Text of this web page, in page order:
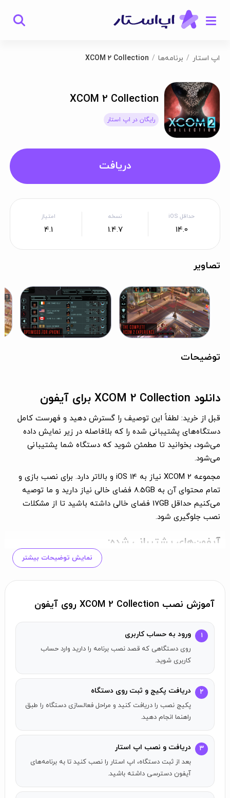
اپ استار برنامه‌ها XCOM 2 Collection
XCOM 2 Collection
رایگان در اپ استار
دریافت
حداقل iOS
14.0
نسخه
1.4.7
امتیاز
4.1
تصاویر
توضیحات
دانلود XCOM 2 Collection برای آیفون
قبل از خرید: لطفاً این توصیف را گسترش دهید و فهرست کامل
دستگاه‌های پشتیبانی شده را که بلافاصله در زیر نمایش داده
می‌شود، بخوانید تا مطمئن شوید که دستگاه شما پشتیبانی
می‌شود.
مجموعه XCOM 2 نیاز به iOS 14 و بالاتر دارد. برای نصب بازی و
تمام محتوای آن به 8.5GB فضای خالی نیاز دارید و ما توصیه
می‌کنیم حداقل 17GB فضای خالی داشته باشید تا از مشکلات
نصب جلوگیری شود.
آیفون‌های پشتیبانی شده:
iPhone XS / XS Max
iPhone 11 / 11 Pro / 11 Pro Max
iPhone SE (نسل 2، 2020)
iPhone 12 / 12 mini / 12 Pro / 12 Pro Max
آیپدهای پشتیبانی شده:
iPad mini (نسل 5، 2019)
iPad Air (نسل 3، 2019)
iPad (نسل 8، 2020)
iPad Pro (نسل 2، 2017: 10.5"، 12.9")
iPad Pro (نسل 3، 2018: 11"، 12.9")
iPad Pro (نسل 4، 2020: 11"، 12.9")
نمایش توضیحات بیشتر
آموزش نصب XCOM 2 Collection روی آیفون
۱ ورود به حساب کاربری
روی دستگاهی که قصد نصب برنامه را دارید وارد حساب
کاربری شوید.
۲ دریافت پکیج و ثبت روی دستگاه
پکیج نصب را دریافت کنید و مراحل فعالسازی دستگاه را طبق
راهنما انجام دهید.
۳ دریافت و نصب اپ استار
بعد از ثبت دستگاه، اپ استار را نصب کنید تا به برنامه‌های
آیفون دسترسی داشته باشید.